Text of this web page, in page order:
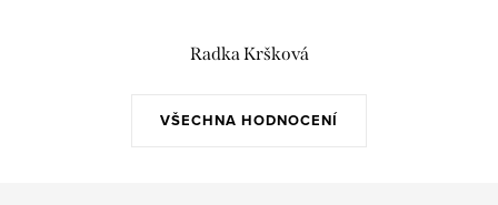
VŠECHNA HODNOCENÍ
Radka Kršková